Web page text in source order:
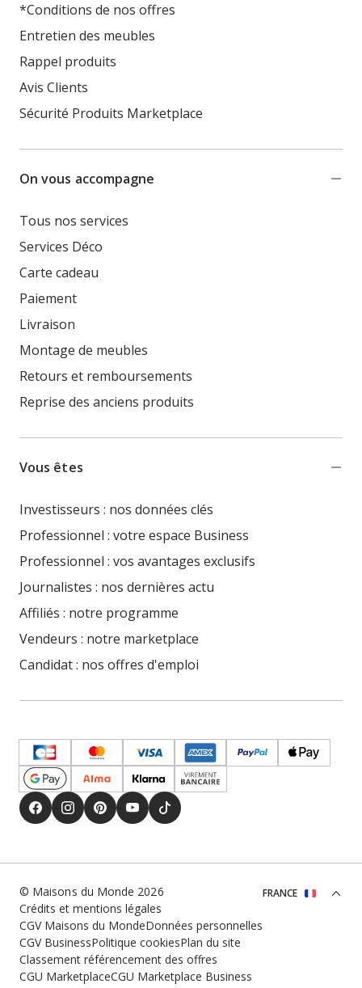
*Conditions de nos offres
Entretien des meubles
Rappel produits
Avis Clients
Sécurité Produits Marketplace
On vous accompagne
Tous nos services
Services Déco
Carte cadeau
Paiement
Livraison
Montage de meubles
Retours et remboursements
Reprise des anciens produits
Vous êtes
Investisseurs : nos données clés
Professionnel : votre espace Business
Professionnel : vos avantages exclusifs
Journalistes : nos dernières actu
Affiliés : notre programme
Vendeurs : notre marketplace
Candidat : nos offres d'emploi
© Maisons du Monde 2026
Crédits et mentions légales
CGV Maisons du MondeDonnées personnelles
CGV BusinessPolitique cookiesPlan du site
Classement référencement des offres
CGU MarketplaceCGU Marketplace Business
FRANCE